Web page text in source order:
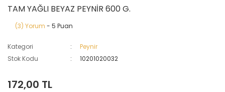
TAM YAĞLI BEYAZ PEYNİR 600 G.
(3) Yorum - 5 Puan
Kategori
Peynir
Stok Kodu
10201020032
172,00 TL